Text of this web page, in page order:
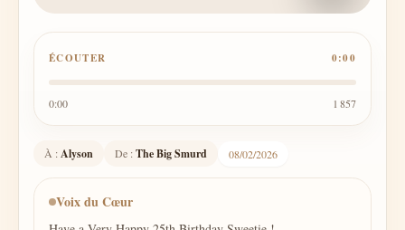
ÉCOUTER 0:00
0:00 1 857
À :Alyson De :The Big Smurd 08/02/2026
Voix du Cœur